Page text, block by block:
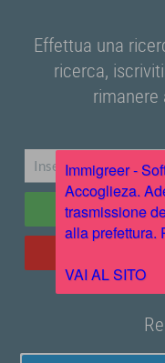
Effettua una
ricerca,
rimanere
Immigreer -
Accoglieza.
trasmissione
alla prefettura.
VAI AL SITO